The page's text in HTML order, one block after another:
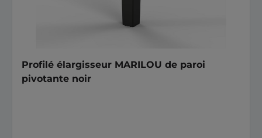
Profilé élargisseur MARILOU de paroi
pivotante noir